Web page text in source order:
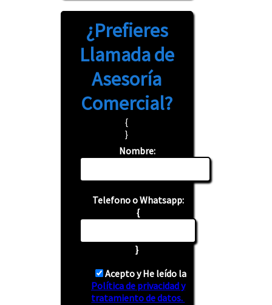
¿Prefieres
Llamadade
Asesoría
Comercial?
{
}
Nombre:
Telefono o Whatsapp:
{
}
Acepto y He leído la
Política de privacidad y
tratamiento de datos.